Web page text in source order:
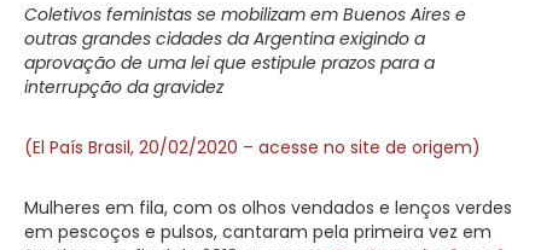
Coletivos feministas se mobilizam em Buenos Aires e
outras grandes cidades da Argentina exigindo a
aprovação de uma lei que estipule prazos para a
interrupção da gravidez
(El País Brasil, 20/02/2020 – acesse no site de origem)
Mulheres em fila, com os olhos vendados e lenços verdes
em pescoços e pulsos, cantaram pela primeira vez em